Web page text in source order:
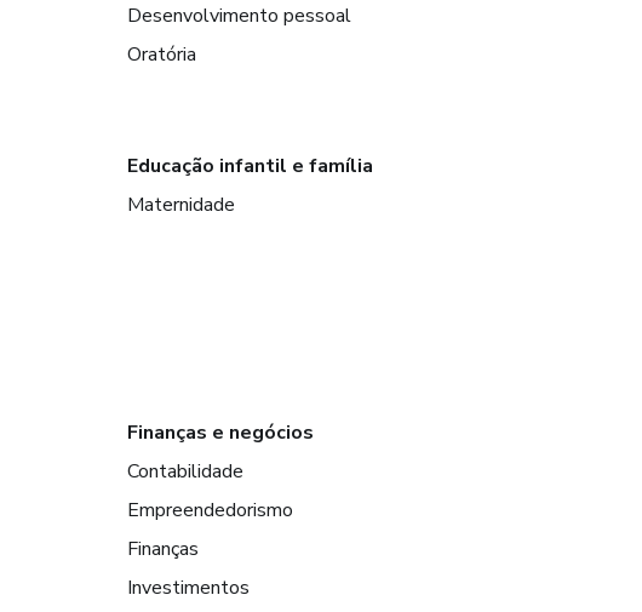
Desenvolvimento pessoal
Oratória
Educação infantil e família
Maternidade
Finanças e negócios
Contabilidade
Empreendedorismo
Finanças
Investimentos